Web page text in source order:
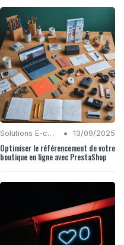
Solutions E-commerce • 13/09/2025
Optimiser le référencement de votre
boutique en ligne avec PrestaShop